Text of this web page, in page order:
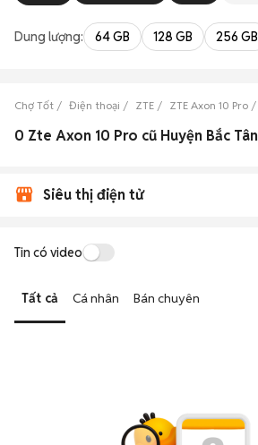
Dung lượng: 64 GB 128 GB 256 GB
Chợ Tốt Điện thoại ZTE ZTE Axon 10 Pro
Siêu thị điện tử
Tin có video
Tất cả Cá nhân Bán chuyên